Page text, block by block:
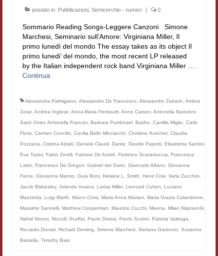
Epistolografia
Comparatistica
Semicerchio
Filologia digitale
ALIM
Corpus Rhythmorum Musicum
Lo studium aretino del ‘200
DIGIMED
Eurasian Latin Archive
LEAD
postato in: Pubblicazioni Semicerchio - numeri | 0
Sommario Reading Songs-Leggere Canzoni Simone
Marchesi, Seminario sull’Amore: Virginiana Miller, Il
primo lunedì del mondo The essay takes as its object Il
primo lunedi’ del mondo, the most recent LP released
by the Italian independent rock band Virginiana Miller …
Continua
Alessandra Palmigiano Alessandro De Francesco Alessandro Zattarin Ambra
Zorat Andrea Inglese Anna-Maria Perissutti Anne Carson Antonella Bartoloni
Saint Omer, Antonella Francini Barbara Pumhösel Basho Camilla Miglio
Carlo
Floris Carmen Concilio Cecilia Bello Minciacchi Christine Koschel Claudia
Pozzana
Cristina Alziati Daniele Claudi Dante Davide Papotti Elisabetta Santini
Eva Taylor, Fabio Zinelli Fabrizio De André Federico Scaramuccia
Francesca
Latini Francesco De Gregori Gabriel del Sarto Giancarlo Alfano
Giovanna
Frene
Giovanna Marmo Guia Boni Helaine L. Smith Henri Cole Ilaria Zucchini
Jacob Blakesley, Jolanda Insana Larisa Miller, Leonard Cohen
Luciano
Mazziotta
Luigi Marfè Marco Corsi Maria Anna Mariani Maria Grazia Calandrone
Massimo Sannelli Matthew Cooperman Maurizio Cucchi Meena Milan Nàpravnìk
Nahid Norozi Niccolò Scaffai Paolo Divizia Paolo Scotini Patrizia Valduga
Riccardo Donati Richard Deming Simone Marchesi Stefano Garzonio
Susanna
Barsella
Timothy Basi